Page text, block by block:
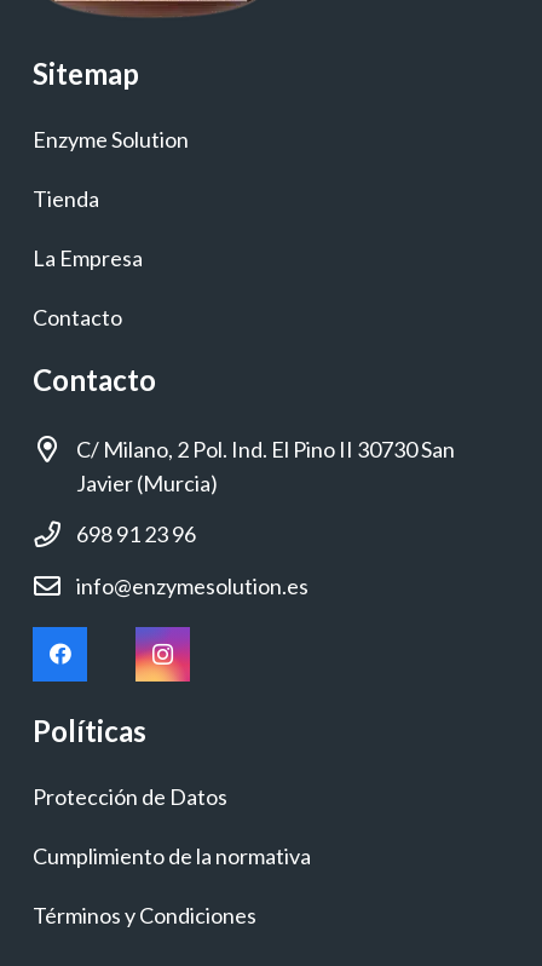
Sitemap
Enzyme Solution
Tienda
La Empresa
Contacto
Contacto
C/ Milano, 2 Pol. Ind. El Pino II 30730 San
Javier (Murcia)
698 91 23 96
info@enzymesolution.es
Políticas
Protección de Datos
Cumplimiento de la normativa
Términos y Condiciones